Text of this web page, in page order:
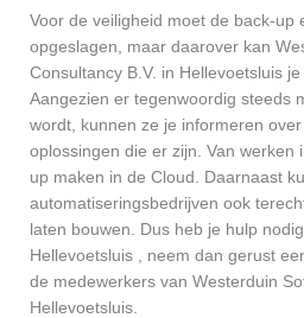
Voor de veiligheid moet de back-up
opgeslagen, maar daarover kan
Consultancy B.V. in Hellevoetsluis
Aangezien er tegenwoordig steeds
wordt, kunnen ze je informeren
oplossingen die er zijn. Van werken
up maken in de Cloud. Daarnaast
automatiseringsbedrijven ook
laten bouwen. Dus heb je hulp
Hellevoetsluis , neem dan gerust
de medewerkers van Westerduin
Hellevoetsluis.